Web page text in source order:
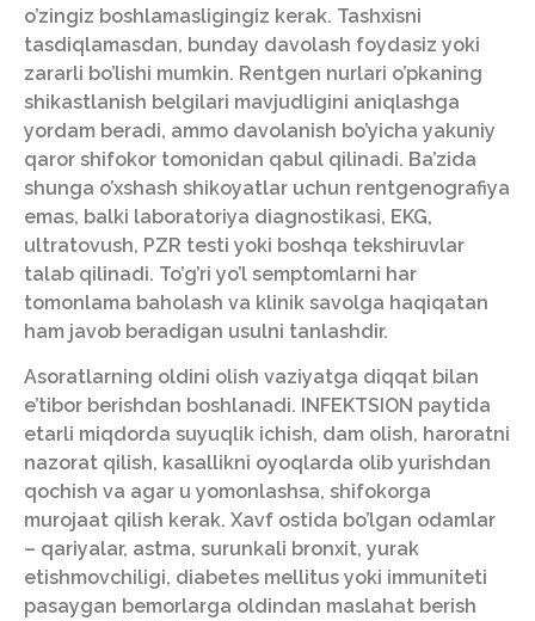
o’zingiz boshlamasligingiz kerak. Tashxisni
tasdiqlamasdan, bunday davolash foydasiz yoki
zararli bo’lishi mumkin. Rentgen nurlari o’pkaning
shikastlanish belgilari mavjudligini aniqlashga
yordam beradi, ammo davolanish bo’yicha yakuniy
qaror shifokor tomonidan qabul qilinadi. Ba’zida
shunga o’xshash shikoyatlar uchun rentgenografiya
emas, balki laboratoriya diagnostikasi, EKG,
ultratovush, PZR testi yoki boshqa tekshiruvlar
talab qilinadi. To’g’ri yo’l semptomlarni har
tomonlama baholash va klinik savolga haqiqatan
ham javob beradigan usulni tanlashdir.
Asoratlarning oldini olish vaziyatga diqqat bilan
e’tibor berishdan boshlanadi. INFEKTSION paytida
etarli miqdorda suyuqlik ichish, dam olish, haroratni
nazorat qilish, kasallikni oyoqlarda olib yurishdan
qochish va agar u yomonlashsa, shifokorga
murojaat qilish kerak. Xavf ostida bo’lgan odamlar
– qariyalar, astma, surunkali bronxit, yurak
etishmovchiligi, diabetes mellitus yoki immuniteti
pasaygan bemorlarga oldindan maslahat berish